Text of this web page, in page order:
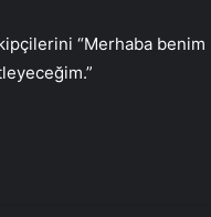
“Merhaba benim